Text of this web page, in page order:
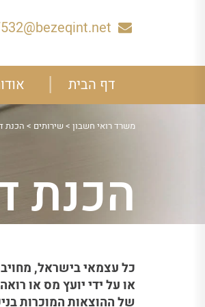
דף הבית
משרד רואי חשבון >שירותים > הכנת
הכנת
כל עצמאי בישראל,
או על ידי יועץ מס או
של ההוצאות המוכרות